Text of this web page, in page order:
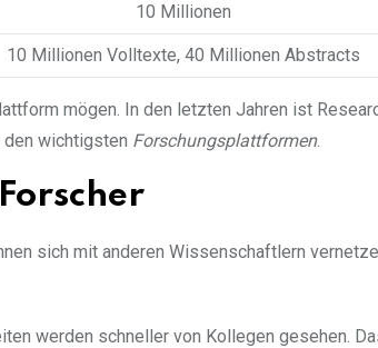
10 Millionen
10 Millionen Volltexte, 40 Millionen Abstracts
mögen. In den letzten Jahren ist
wichtigsten Forschungsplattformen.
sich mit anderen Wissenschaftlern
werden schneller von Kollegen gesehen.